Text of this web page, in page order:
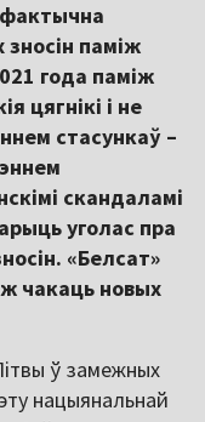
паміж
года паміж
цягнікі і не
стасункаў –
скандаламі
уголас пра
«Белсат»
чакаць новых
ў замежных
нацыянальнай